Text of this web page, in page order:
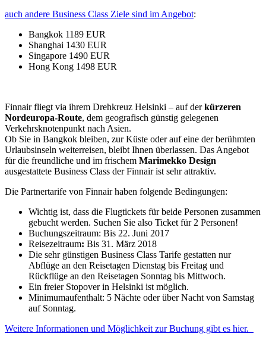
auch andere Business Class Ziele sind im Angebot:
Bangkok 1189 EUR
Shanghai 1430 EUR
Singapore 1490 EUR
Hong Kong 1498 EUR
Finnair fliegt via ihrem Drehkreuz Helsinki – auf derkürzeren
Nordeuropa-Route, dem geografisch günstig gelegenen
Verkehrsknotenpunkt nach Asien.
Ob Sie in Bangkok bleiben, zur Küste oder auf eine der berühmten
Urlaubsinseln weiterreisen, bleibt Ihnen überlassen. Das Angebot
für die freundliche und im frischem Marimekko Design
ausgestattete Business Class der Finnair ist sehr attraktiv.
Die Partnertarife von Finnair haben folgende Bedingungen:
Wichtig ist, dass die Flugtickets für beide Personen zusammen
gebucht werden. Suchen Sie also Ticket für 2 Personen!
Buchungszeitraum: Bis 22. Juni 2017
Reisezeitraum: Bis 31. März 2018
Die sehr günstigen Business Class Tarife gestatten nur
Abflüge an den Reisetagen Dienstag bis Freitag und
Rückflüge an den Reisetagen Sonntag bis Mittwoch.
Ein freier Stopover in Helsinki ist möglich.
Minimumaufenthalt: 5 Nächte oder über Nacht von Samstag
auf Sonntag.
Weitere Informationen und Möglichkeit zur Buchung gibt es hier.